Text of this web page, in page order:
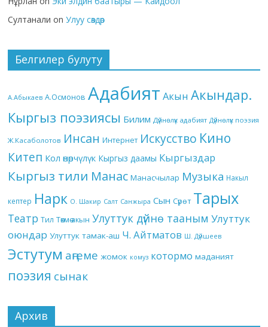
Султанали onУлуу сөздөр
Белгилер булуту
А.Абыкаев А.Осмонов Адабият Акын Акындар.
Кыргыз поэзиясы Билим Дүйнөлүк адабият Дүйнөлүк поэзия
Ж.Касаболотов Инсан Интернет Искусство Кино
Китеп Кол өнөрчүлүк Кыргыз даамы Кыргыздар
Кыргыз тили Манас Манасчылар Музыка Накыл
кептер Нарк О. Шакир Салт Санжыра Сын Сүрөт Тарых
Театр Тил Төкмө акын Улуттук дүйнө тааным Улуттук
оюндар Улуттук тамак-аш Ч. Айтматов Ш. Дүйшеев
Эстутум аңгеме жомок комуз котормо маданият
поэзия сынак
Архив